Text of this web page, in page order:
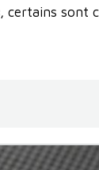
, certains sont